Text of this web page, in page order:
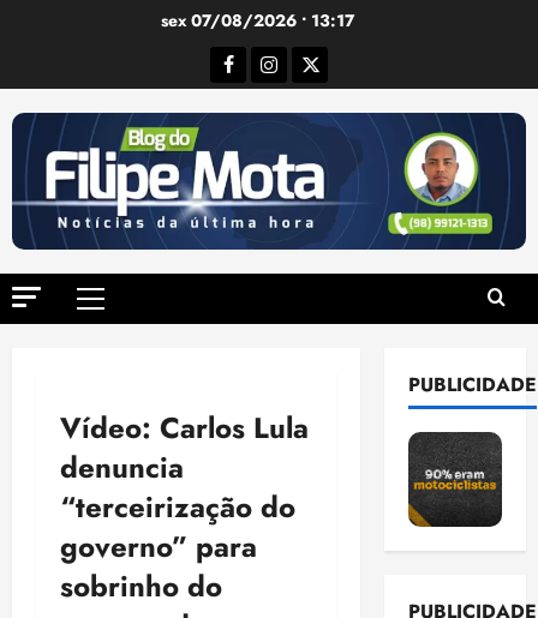
sex 07/08/2026 • 13:17
Facebook
Instagram
Twitter
Menu
Vídeo: Carlos Lula
denuncia
“terceirização do
governo” para
sobrinho do
PUBLICIDADE
PUBLICIDADE